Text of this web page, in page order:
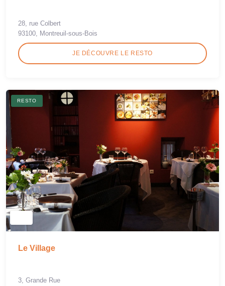
28, rue Colbert
93100, Montreuil-sous-Bois
JE DÉCOUVRE LE RESTO
RESTO
Le Village
3, Grande Rue